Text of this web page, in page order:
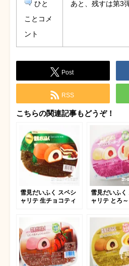
ひと
ことコメ
ント
あと、残すは第3
Post
RSS
こちらの関連記事もどうぞ！
雪見だいふく スペシ
ャリテ 生チョコティ
雪見だいふく
ャリテ とろ